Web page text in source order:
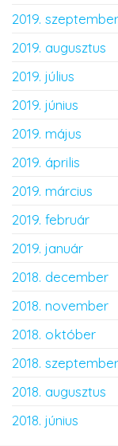
2019. szeptember
2019. augusztus
2019. július
2019. június
2019. május
2019. április
2019. március
2019. február
2019. január
2018. december
2018. november
2018. október
2018. szeptember
2018. augusztus
2018. június